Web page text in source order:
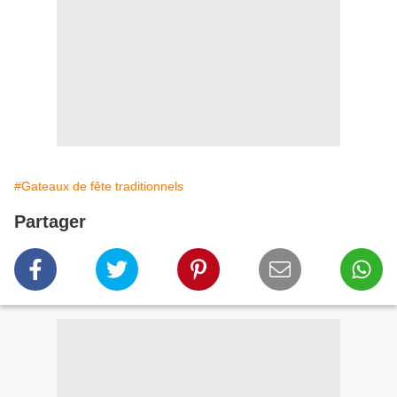
#Gateaux de fête traditionnels
Partager